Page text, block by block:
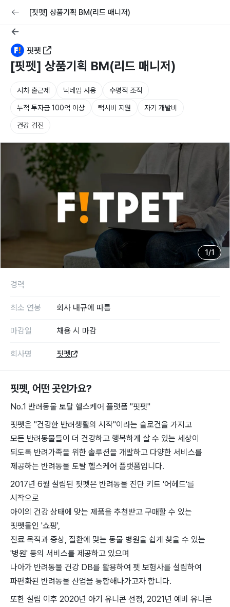
교육 커리어
[핏펫] 상품기획 BM(리드 매니저)
핏펫
[핏펫] 상품기획 BM(리드 매니저)
시차 출근제 닉네임 사용 수평적 조직
누적 투자금 100억 이상 택시비 지원 자기 개발비
건강 검진
1 /1
핏펫, 어떤 곳인가요?
No.1 반려동물 토탈 헬스케어 플랫폼 "핏펫"
핏펫은 "건강한 반려생활의 시작"이라는 슬로건을 가지고
모든 반려동물들이 더 건강하고 행복하게 살 수 있는 세상이
되도록 반려가족을 위한 솔루션을 개발하고 다양한 서비스를
제공하는 반려동물 토탈 헬스케어 플랫폼입니다.
2017년 6월 설립된 핏펫은 반려동물 진단 키트 '어헤드'를
시작으로
아이의 건강 상태에 맞는 제품을 추천받고 구매할 수 있는
핏펫몰인 '쇼핑',
진료 목적과 증상, 질환에 맞는 동물 병원을 쉽게 찾을 수 있는
'병원' 등의 서비스를 제공하고 있으며
나아가 반려동물 건강 DB를 활용하여 펫 보험사를 설립하여
파편화된 반려동물 산업을 통합해나가고자 합니다.
또한 설립 이후 2020년 아기 유니콘 선정, 2021년 예비 유니콘
경력
최소 연봉 회사 내규에 따름
마감일 채용 시 마감
회사명 핏펫